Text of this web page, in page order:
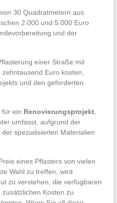
30 Quadratmetern aus
2.000 und 5.000 Euro
und der
einer Straße mit
Euro kosten,
und den geforderten
für ein Renovierungsprojekt,
umfasst, aufgrund der
spezialisierten Materialien
eines Pflasters von vielen
Wahl zu treffen, wird
zu verstehen, die verfügbaren
Kosten zu